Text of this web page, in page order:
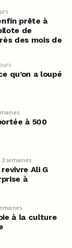
prête à
de
des mois de
qu’on a loupé
à 500
3 semaines
Ali G
à
à la culture